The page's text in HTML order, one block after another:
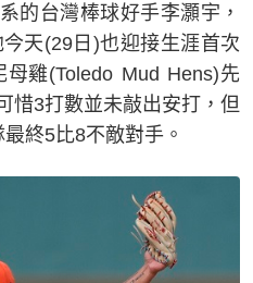
的台灣棒球好手李灝宇，
天(29日)也迎接生涯首次
雞(Toledo Mud Hens)先
惜3打數並未敲出安打，但
終5比8不敵對手。